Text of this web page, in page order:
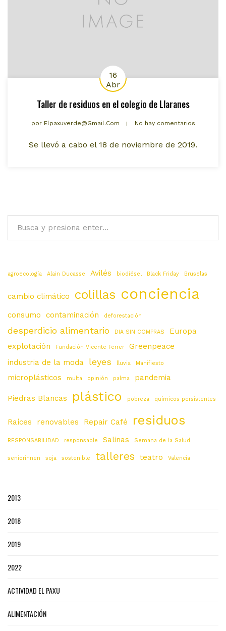
16
Abr
Taller de residuos en el colegio de Llaranes
porElpaxuverde@gmail.com No hay comentarios
Se llevó a cabo el 18 de noviembre de 2019.
agroecología Alain Ducasse Avilés biodiésel Black Friday Bruselas
cambio climático colillas conciencia
consumo contaminación deforestación
desperdicio alimentario DIA SIN COMPRAS
Europa
explotación
Fundación Vicente Ferrer
Greenpeace
industria de la moda
leyes lluvia Manifiesto
microplásticos multa opinión palma pandemia
Piedras Blancas plástico pobreza químicos persistentes
Raíces renovables Repair Café residuos
RESPONSABILIDAD responsable Salinas Semana de la Salud
seniorinnen soja sostenible talleres teatro Valencia
2013
2018
2019
2022
ACTIVIDAD EL PAXU
ALIMENTACIÓN